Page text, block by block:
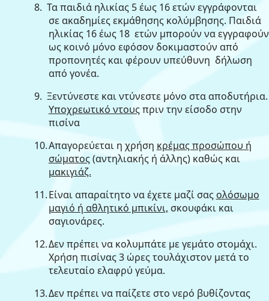
8. Τα παιδιά ηλικίας 5 έως 16 ετών εγγράφονται
σε ακαδημίες εκμάθησης κολύμβησης. Παιδιά
ηλικίας 16 έως 18 ετών μπορούν να εγγραφούν
ως κοινό μόνο εφόσον δοκιμαστούν από
προπονητές και φέρουν υπεύθυνη δήλωση
από γονέα.
9. Ξεντύνεστε και ντύνεστε μόνο στα αποδυτήρια.
Υποχρεωτικό ντουςπριν την είσοδο στην
πισίνα
10.Απαγορεύεται η χρήση κρέμας προσώπου ή
σώματος(αντηλιακής ή άλλης) καθώς και
μακιγιάζ.
11.Είναι απαραίτητο να έχετε μαζί σας ολόσωμο
μαγιό ή αθλητικό μπικίνι, σκουφάκι και
σαγιονάρες.
12.Δεν πρέπει να κολυμπάτε με γεμάτο στομάχι.
Χρήση πισίνας 3 ώρες τουλάχιστον μετά το
τελευταίο ελαφρύ γεύμα.
13.Δεν πρέπει να παίζετε στο νερό βυθίζοντας